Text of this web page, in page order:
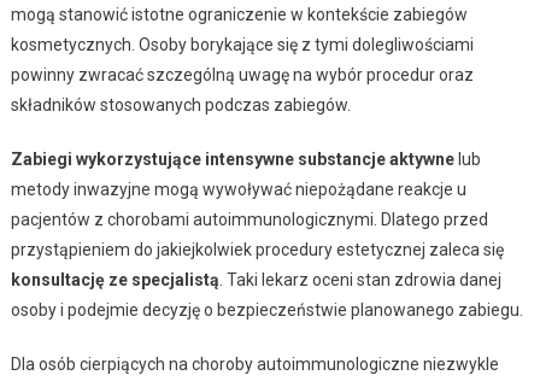
mogą stanowić istotne ograniczenie w kontekście zabiegów
kosmetycznych. Osoby borykające się z tymi dolegliwościami
powinny zwracać szczególną uwagę na wybór procedur oraz
składników stosowanych podczas zabiegów.
Zabiegi wykorzystujące intensywne substancje aktywnelub
metody inwazyjne mogą wywoływać niepożądane reakcje u
pacjentów z chorobami autoimmunologicznymi. Dlatego przed
przystąpieniem do jakiejkolwiek procedury estetycznej zaleca się
konsultację ze specjalistą . Taki lekarz oceni stan zdrowia danej
osoby i podejmie decyzję o bezpieczeństwie planowanego zabiegu.
Dla osób cierpiących na choroby autoimmunologiczne niezwykle